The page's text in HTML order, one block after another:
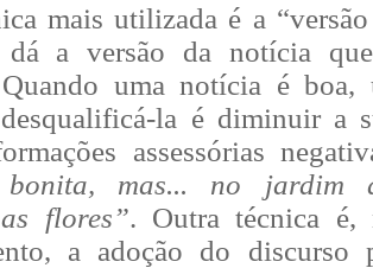
mais utilizada é a
dá a versão da notícia
Quando uma notícia é boa,
la é diminuir a
assessórias
mas... no jardim
flores”. Outra técnica é,
a adoção do discurso